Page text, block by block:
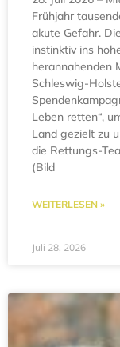
Frühjahr
akute Gefahr.
instinktiv ins
herannahenden
Schleswig-
Leben retten“,
Land gezielt zu
die Rettungs-
(Bild
WEITERLESEN »
Juli 28, 2026